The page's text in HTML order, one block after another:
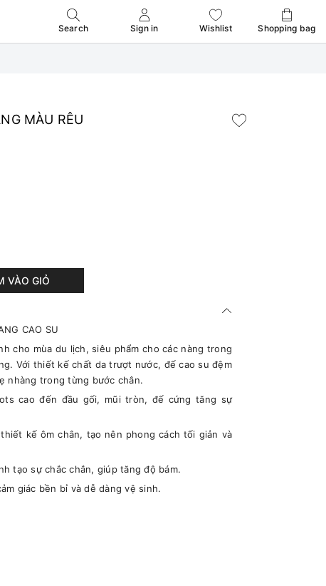
Search Sign in Wishlist Shopping bag
MÀU RÊU
VÀO GIỎ
CAO SU
cho mùa du lịch, siêu phẩm cho các nàng trong
Với thiết kế chất da trượt nước, đế cao su đệm
nhàng trong từng bước chân.
cao đến đầu gối, mũi tròn, đế cứng tăng sự
kế ôm chân, tạo nên phong cách tối giản và
tạo sự chắc chắn, giúp tăng độ bám.
giác bền bỉ và dễ dàng vệ sinh.